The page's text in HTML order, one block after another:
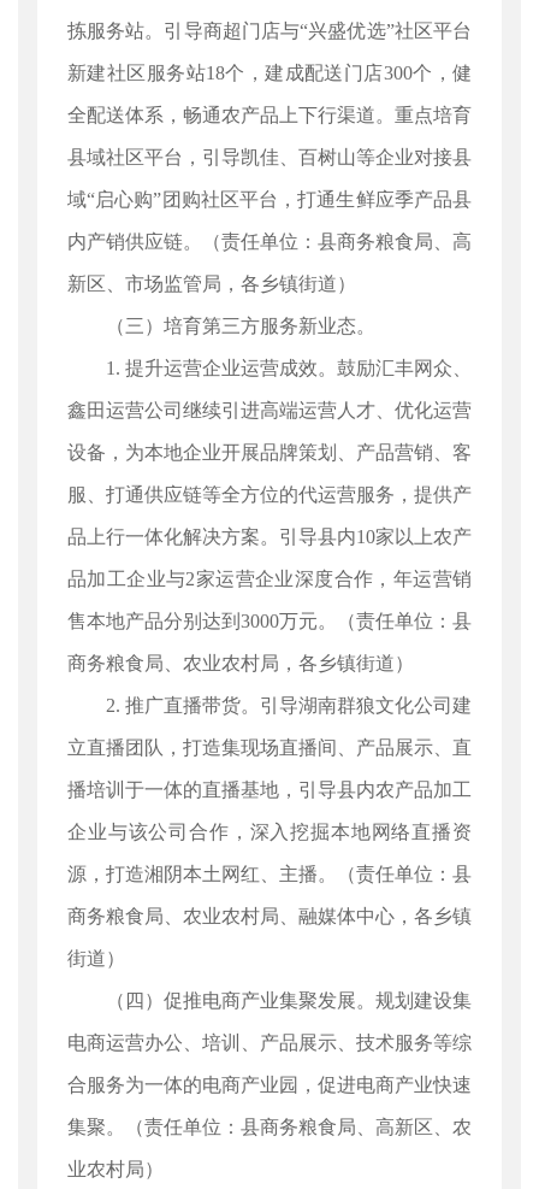
拣服务站。引导商超门店与“兴盛优选”社区平台
新建社区服务站18个，建成配送门店300个，健
全配送体系，畅通农产品上下行渠道。重点培育
县域社区平台，引导凯佳、百树山等企业对接县
域“启心购”团购社区平台，打通生鲜应季产品县
内产销供应链。（责任单位：县商务粮食局、高
新区、市场监管局，各乡镇街道）
（三）培育第三方服务新业态。
1. 提升运营企业运营成效。鼓励汇丰网众、
鑫田运营公司继续引进高端运营人才、优化运营
设备，为本地企业开展品牌策划、产品营销、客
服、打通供应链等全方位的代运营服务，提供产
品上行一体化解决方案。引导县内10家以上农产
品加工企业与2家运营企业深度合作，年运营销
售本地产品分别达到3000万元。（责任单位：县
商务粮食局、农业农村局，各乡镇街道）
2. 推广直播带货。引导湖南群狼文化公司建
立直播团队，打造集现场直播间、产品展示、直
播培训于一体的直播基地，引导县内农产品加工
企业与该公司合作，深入挖掘本地网络直播资
源，打造湘阴本土网红、主播。（责任单位：县
商务粮食局、农业农村局、融媒体中心，各乡镇
街道）
（四）促推电商产业集聚发展。规划建设集
电商运营办公、培训、产品展示、技术服务等综
合服务为一体的电商产业园，促进电商产业快速
集聚。（责任单位：县商务粮食局、高新区、农
业农村局）